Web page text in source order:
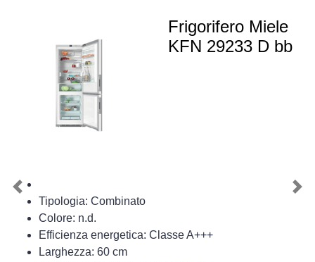
Frigorifero Miele
KFN 29233 D bb
Tipologia: Combinato
Colore: n.d.
Efficienza energetica: Classe A+++
Larghezza: 60 cm
Previous